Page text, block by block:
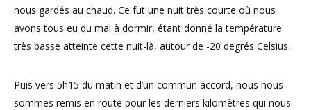
nous gardés au chaud. Ce fut une nuit très courte où nous
avons tous eu du mal à dormir, étant donné la température
très basse atteinte cette nuit-là, autour de -20 degrés Celsius.
Puis vers 5h15 du matin et d’un commun accord, nous nous
sommes remis en route pour les derniers kilomètres qui nous